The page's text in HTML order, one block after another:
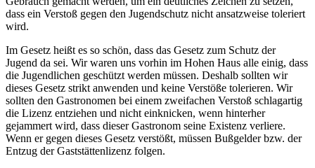
dass ein Verstoß gegen den Jugendschutz nicht ansatzweise toleriert
wird.
Im Gesetz heißt es so schön, dass das Gesetz zum Schutz der
Jugend da sei. Wir waren uns vorhin im Hohen Haus alle einig, dass
die Jugendlichen geschützt werden müssen. Deshalb sollten wir
dieses Gesetz strikt anwenden und keine Verstöße tolerieren. Wir
sollten den Gastronomen bei einem zweifachen Verstoß schlagartig
die Lizenz entziehen und nicht einknicken, wenn hinterher
gejammert wird, dass dieser Gastronom seine Existenz verliere.
Wenn er gegen dieses Gesetz verstößt, müssen Bußgelder bzw. der
Entzug der Gaststättenlizenz folgen.